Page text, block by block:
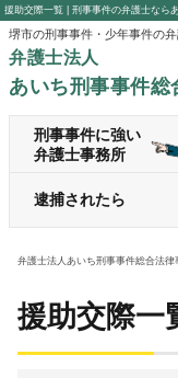
援助交際一覧 | 刑事事件の弁護士なら
堺市の刑事事件・少年事件の
弁護士法人
あいち刑事事件
刑事事件に強い
弁護士事務所
逮捕されたら
弁護士法人あいち刑事事件総合法
援助交際一